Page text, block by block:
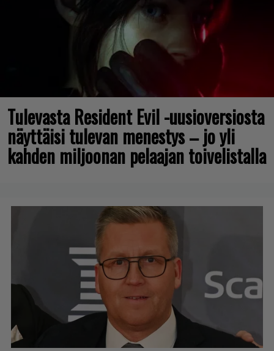
Tulevasta Resident Evil -uusioversiosta
näyttäisi tulevan menestys – jo yli
kahden miljoonan pelaajan toivelistalla